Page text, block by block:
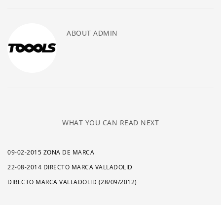
ABOUT ADMIN
WHAT YOU CAN READ NEXT
09-02-2015 ZONA DE MARCA
22-08-2014 DIRECTO MARCA VALLADOLID
DIRECTO MARCA VALLADOLID (28/09/2012)